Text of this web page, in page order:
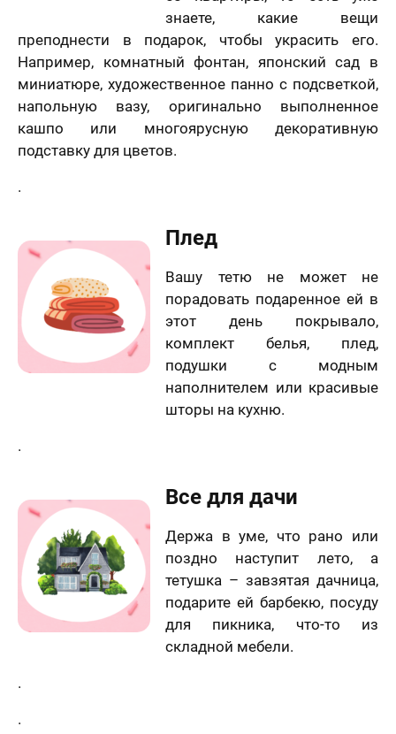
знаете, какие вещи
преподнести в подарок, чтобы украсить его.
Например, комнатный фонтан, японский сад в
миниатюре, художественное панно с подсветкой,
напольную вазу, оригинально выполненное
кашпо или многоярусную декоративную
подставку для цветов.
.
Плед
Вашу тетю не может не
порадовать подаренное ей в
этот день покрывало,
комплект белья, плед,
подушки с модным
наполнителем или красивые
шторы на кухню.
.
Все для дачи
Держа в уме, что рано или
поздно наступит лето, а
тетушка – завзятая дачница,
подарите ей барбекю, посуду
для пикника, что-то из
складной мебели.
.
.